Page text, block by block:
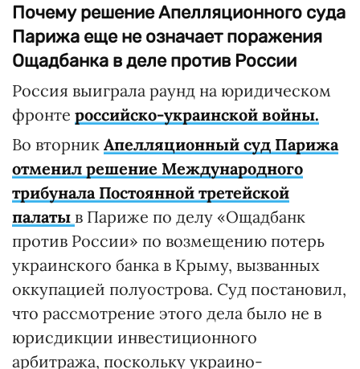
Почему решение Апелляционного суда
Парижа еще не означает поражения
Ощадбанка в деле против России
Россия выиграла раунд на юридическом
фронте российско-украинской войны.
Во вторник Апелляционный суд Парижа
отменил решение Международного
трибунала Постоянной третейской
палаты в Париже по делу «Ощадбанк
против России» по возмещению потерь
украинского банка в Крыму, вызванных
оккупацией полуострова. Суд постановил,
что рассмотрение этого дела было не в
юрисдикции инвестиционного
арбитража, поскольку украино-